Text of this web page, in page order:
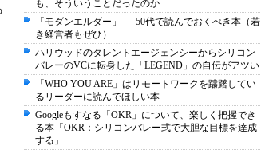
も、そういうことだったのか
「モダンエルダー」──50代で読んでおくべき本（若
き経営者もぜひ）
ハリウッドのタレントエージェンシーからシリコン
バレーのVCに転身した「LEGEND」の自伝がアツい
「WHO YOU ARE」はリモートワークを躊躇してい
るリーダーに読んでほしい本
Googleもすなる「OKR」について、楽しく把握でき
る本「OKR：シリコンバレー式で大胆な目標を達成
する」